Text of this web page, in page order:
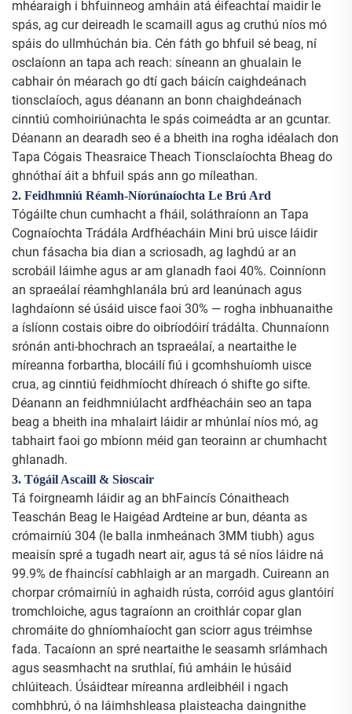
mhéaraigh i bhfuinneog amháin atá éifeachtaí maidir le
spás, ag cur deireadh le scamaill agus ag cruthú níos mó
spáis do ullmhúchán bia. Cén fáth go bhfuil sé beag, ní
osclaíonn an tapa ach reach: síneann an ghualain le
cabhair ón méarach go dtí gach báicín caighdeánach
tionsclaíoch, agus déanann an bonn chaighdeánach
cinntiú comhoiriúnachta le spás coimeádta ar an gcuntar.
Déanann an dearadh seo é a bheith ina rogha idéalach don
Tapa Cógais Theasraice Theach Tionsclaíochta Bheag do
ghnóthaí áit a bhfuil spás ann go míleathan.
2. Feidhmniú Réamh-Níorúnaíochta Le Brú Ard
Tógáilte chun cumhacht a fháil, soláthraíonn an Tapa
Cognaíochta Trádála Ardfhéacháin Mini brú uisce láidir
chun fásacha bia dian a scriosadh, ag laghdú ar an
scrobáil láimhe agus ar am glanadh faoi 40%. Coinníonn
an spraeálaí réamhghlanála brú ard leanúnach agus
laghdaíonn sé úsáid uisce faoi 30% — rogha inbhuanaithe
a íslíonn costais oibre do oibríodóirí trádálta. Chunnaíonn
srónán anti-bhochrach an tspraeálaí, a neartaithe le
míreanna forbartha, blocáilí fiú i gcomhshuíomh uisce
crua, ag cinntiú feidhmíocht dhíreach ó shifte go sifte.
Déanann an feidhmniúlacht ardfhéacháin seo an tapa
beag a bheith ina mhalairt láidir ar mhúnlaí níos mó, ag
tabhairt faoi go mbíonn méid gan teorainn ar chumhacht
ghlanadh.
3. Tógáil Ascaill & Sioscair
Tá foirgneamh láidir ag an bhFaincís Cónaitheach
Teaschán Beag le Haigéad Ardteine ar bun, déanta as
crómairníú 304 (le balla inmheánach 3MM tiubh) agus
meaisín spré a tugadh neart air, agus tá sé níos láidre ná
99.9% de fhaincísí cabhlaigh ar an margadh. Cuireann an
chorpar crómairníú in aghaidh rústa, corróid agus glantóirí
tromchloiche, agus tagraíonn an croithlár copar glan
chromáite do ghníomhaíocht gan sciorr agus tréimhse
fada. Tacaíonn an spré neartaithe le seasamh srlámhach
agus seasmhacht na sruthlaí, fiú amháin le húsáid
chlúiteach. Úsáidtear míreanna ardleibhéil i ngach
comhbhrú, ó na láimhshleasa plaisteacha daingnithe